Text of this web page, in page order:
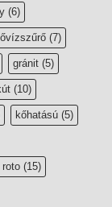
(6)
(7)
gránit (5)
(10)
kőhatású (5)
roto (15)